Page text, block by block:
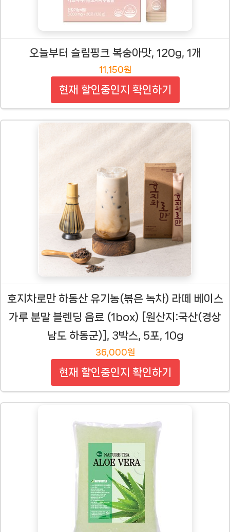
오늘부터 슬림핑크 복숭아맛, 120g, 1개
11,150원
현재 할인중인지 확인하기
호지차로만 하동산 유기농(볶은 녹차) 라떼 베이스
가루 분말 블렌딩 음료 (1box) [원산지:국산(경상
남도 하동군)], 3박스, 5포, 10g
36,000원
현재 할인중인지 확인하기